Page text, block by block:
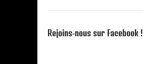
Rejoins-nous sur Facebook !